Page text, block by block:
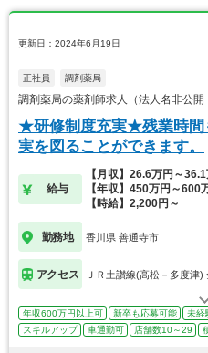
更新日：2024年6月19日
正社員 調剤薬局
調剤薬局の薬剤師求人（法人名非公
★研修制度充実★残業時間
実を図ることができます。
給与
【月収】26.6万円～36.1
【年収】450万円～600
【時給】2,200円～
勤務地 香川県 善通寺市
アクセス ＪＲ土讃線(高松－多度津)
年収600万円以上可 新卒も応募可能 未経
スキルアップ
車通勤可 店舗数10～29